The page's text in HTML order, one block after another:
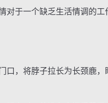
于一个缺乏生活情调的工
，将脖子拉长为长颈鹿，